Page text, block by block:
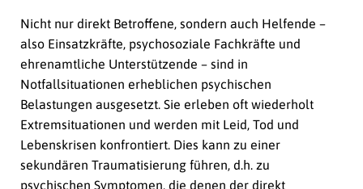
Nicht nur direkt Betroffene, sondern auch Helfende –
also Einsatzkräfte, psychosoziale Fachkräfte und
ehrenamtliche Unterstützende – sind in
Notfallsituationen erheblichen psychischen
Belastungen ausgesetzt. Sie erleben oft wiederholt
Extremsituationen und werden mit Leid, Tod und
Lebenskrisen konfrontiert. Dies kann zu einer
sekundären Traumatisierung führen, d.h. zu
psychischen Symptomen, die denen der direkt